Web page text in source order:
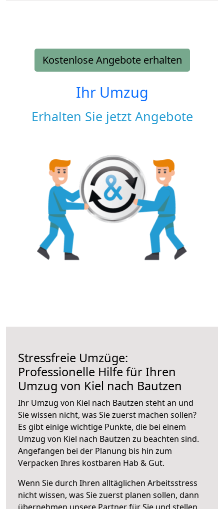
Kostenlose Angebote erhalten
Ihr Umzug
Erhalten Sie jetzt Angebote
Stressfreie Umzüge:
Professionelle Hilfe für Ihren
Umzug von Kiel nach Bautzen
Ihr Umzug von Kiel nach Bautzen steht an und
Sie wissen nicht, was Sie zuerst machen sollen?
Es gibt einige wichtige Punkte, die bei einem
Umzug von Kiel nach Bautzen zu beachten sind.
Angefangen bei der Planung bis hin zum
Verpacken Ihres kostbaren Hab & Gut.
Wenn Sie durch Ihren alltäglichen Arbeitsstress
nicht wissen, was Sie zuerst planen sollen, dann